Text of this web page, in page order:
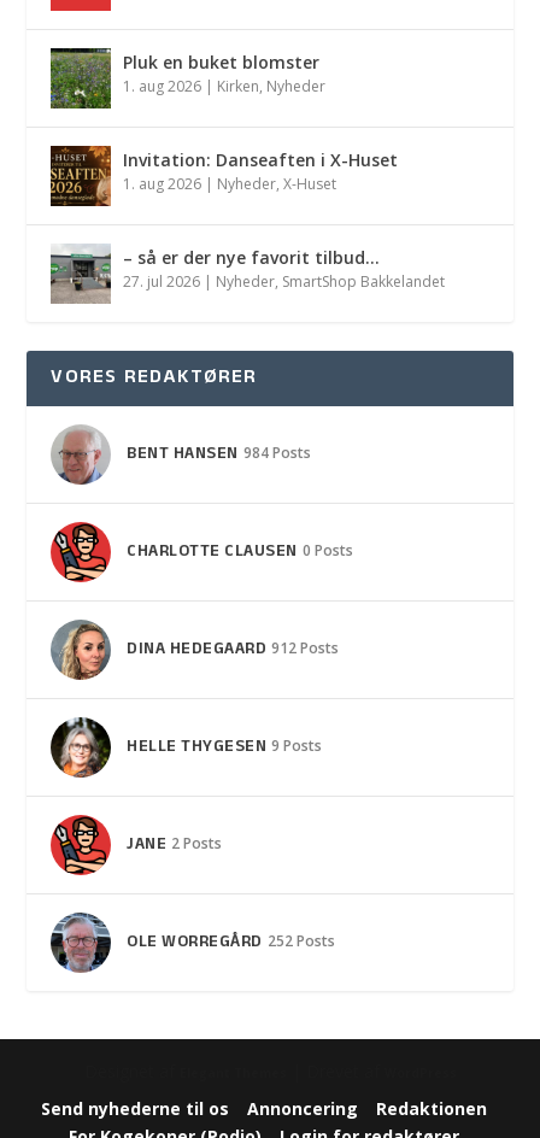
Pluk en buket blomster
1. aug 2026 | Kirken, Nyheder
Invitation: Danseaften i X-Huset
1. aug 2026 | Nyheder,X-Huset
– så er der nye favorit tilbud…
27. jul 2026 | Nyheder, SmartShop Bakkelandet
VORES REDAKTØRER
BENT HANSEN 984 Posts
CHARLOTTE CLAUSEN 0 Posts
DINA HEDEGAARD 912 Posts
HELLE THYGESEN 9 Posts
JANE 2 Posts
OLE WORREGÅRD 252 Posts
Send nyhederne til os Annoncering
Redaktionen